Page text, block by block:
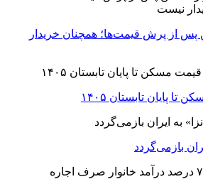
از پرش قیمت‌ها؛ همچنان خریدار
پایان تابستان ۱۴۰۵
بازمی‌گردد